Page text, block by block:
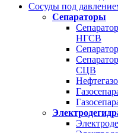
Сосуды под
Сепараторы
НГСВ
СЦВ